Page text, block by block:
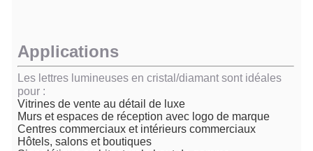
Applications
Les lettres lumineuses en cristal/diamant sont idéales
pour :
Vitrines de vente au détail de luxe
Murs et espaces de réception avec logo de marque
Centres commerciaux et intérieurs commerciaux
Hôtels, salons et boutiques